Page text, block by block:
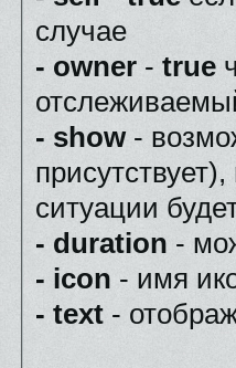
случае
- owner - true
- show-
присутствует),
ситуации
- duration -
- icon - имя
- text -